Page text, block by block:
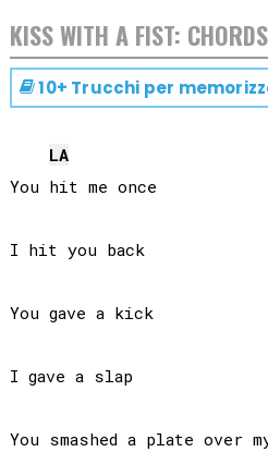
KISS WITH A FIST: CHORDS
10+ Trucchi per
LA
You hit me once
I hit you back
You gave a kick
I gave a slap
You smashed a plate over